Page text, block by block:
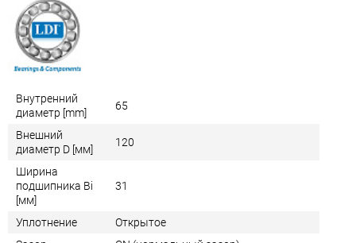
Внутренний
диаметр [mm]
65
Внешний
диаметр D [мм]
120
Ширина
подшипника Bi
[мм]
31
Уплотнение
Открытое